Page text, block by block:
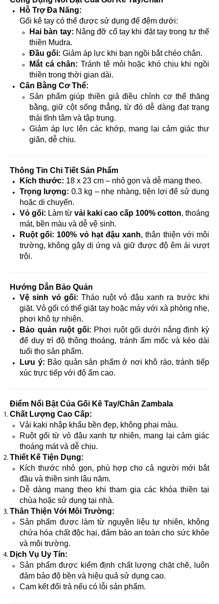
Hỗ Trợ Đa Năng:
Gối kê tay có thể được sử dụng để đệm dưới:
Hai bàn tay: Nâng đỡ cổ tay khi đặt tay trong tư thế
thiền Mudra.
Đầu gối: Giảm áp lực khi bạn ngồi bắt chéo chân.
Mắt cá chân: Tránh tê mỏi hoặc khó chịu khi ngồi
thiền trong thời gian dài.
Cân Bằng Cơ Thể:
Sản phẩm giúp thiền giả điều chỉnh cơ thể thăng
bằng, giữ cột sống thẳng, từ đó dễ dàng đạt trạng
thái tĩnh tâm và tập trung.
Giảm áp lực lên các khớp, mang lại cảm giác thư
giãn, dễ chịu.
Thông Tin Chi Tiết Sản Phẩm
Kích thước: 18 x 23 cm – nhỏ gọn và dễ mang theo.
Trọng lượng: 0.3 kg – nhẹ nhàng, tiện lợi để sử dụng
hoặc di chuyển.
Vỏ gối: Làm từ vải kaki cao cấp 100% cotton, thoáng
mát, bền màu và dễ vệ sinh.
Ruột gối: 100% vỏ hạt đậu xanh, thân thiện với môi
trường, không gây dị ứng và giữ được độ êm ái vượt
trội.
Hướng Dẫn Bảo Quản
Vệ sinh vỏ gối: Tháo ruột vỏ đậu xanh ra trước khi
giặt. Vỏ gối có thể giặt tay hoặc máy với xà phòng nhẹ,
phơi khô tự nhiên.
Bảo quản ruột gối: Phơi ruột gối dưới nắng định kỳ
để duy trì độ thông thoáng, tránh ẩm mốc và kéo dài
tuổi thọ sản phẩm.
Lưu ý: Bảo quản sản phẩm ở nơi khô ráo, tránh tiếp
xúc trực tiếp với độ ẩm cao.
Điểm Nổi Bật Của Gối Kê Tay/Chân Zambala
Chất Lượng Cao Cấp:
Vải kaki nhập khẩu bền đẹp, không phai màu.
Ruột gối từ vỏ đậu xanh tự nhiên, mang lại cảm giác
thoáng mát và dễ chịu.
Thiết Kế Tiện Dụng:
Kích thước nhỏ gọn, phù hợp cho cả người mới bắt
đầu và thiền sinh lâu năm.
Dễ dàng mang theo khi tham gia các khóa thiền tại
chùa hoặc sử dụng tại nhà.
Thân Thiện Với Môi Trường:
Sản phẩm được làm từ nguyên liệu tự nhiên, không
chứa hóa chất độc hại, đảm bảo an toàn cho sức khỏe
và môi trường.
Dịch Vụ Uy Tín:
Sản phẩm được kiểm định chất lượng chặt chẽ, luôn
đảm bảo độ bền và hiệu quả sử dụng cao.
Cam kết đổi trả nếu có lỗi sản phẩm.